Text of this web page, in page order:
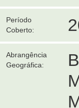
Período
Coberto:
Abrangência
Geográfica: